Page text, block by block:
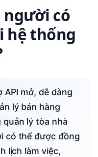
người có
hệ thống
lý bán hàng
quản lý tòa nhà
có thể được đồng
lịch làm việc,